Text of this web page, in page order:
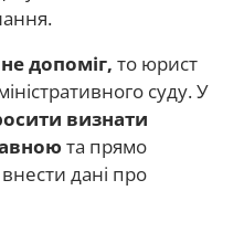
допоміг, то юрист
суду. У
визнати
та прямо
дані про